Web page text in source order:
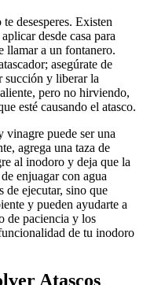
desesperes. Existen
desde casa para
llamar a un fontanero.
asegúrate de
succión y liberar la
pero no hirviendo,
esté causando el atasco.
vinagre puede ser una
agrega una taza de
al inodoro y deja que la
enjuagar con agua
de ejecutar, sino que
y pueden ayudarte a
de paciencia y los
de tu inodoro
Atascos